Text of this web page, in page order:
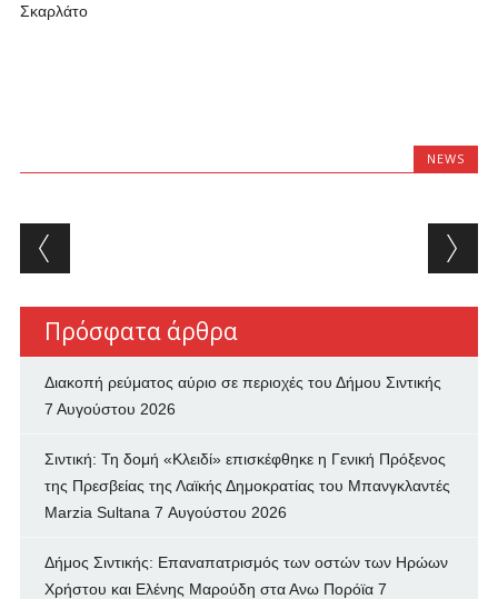
Σκαρλάτο
NEWS
Post navigation
Πρόσφατα άρθρα
Διακοπή ρεύματος αύριο σε περιοχές του Δήμου Σιντικής
7 Αυγούστου 2026
Σιντική: Τη δομή «Κλειδί» επισκέφθηκε η Γενική Πρόξενος
της Πρεσβείας της Λαϊκής Δημοκρατίας του Μπανγκλαντές
Marzia Sultana 7 Αυγούστου 2026
Δήμος Σιντικής: Επαναπατρισμός των oστών των Ηρώων
Χρήστου και Ελένης Μαρούδη στα Ανω Πορόϊα 7